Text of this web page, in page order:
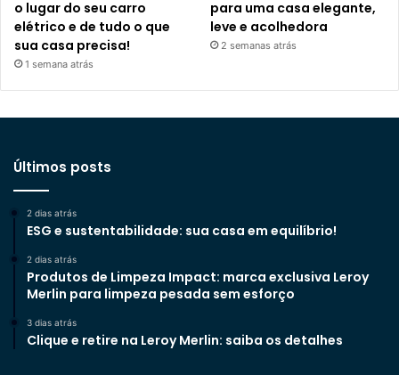
o lugar do seu carro
elétrico e de tudo o que
sua casa precisa!
1 semana atrás
para uma casa elegante,
leve e acolhedora
2 semanas atrás
Últimos posts
2 dias atrás
ESG e sustentabilidade: sua casa em equilíbrio!
2 dias atrás
Produtos de Limpeza Impact: marca exclusiva Leroy
Merlin para limpeza pesada sem esforço
3 dias atrás
Clique e retire na Leroy Merlin: saiba os detalhes